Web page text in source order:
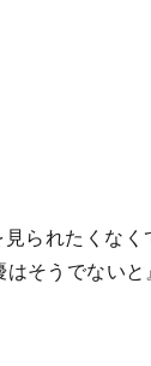
られたくなく
そうでない